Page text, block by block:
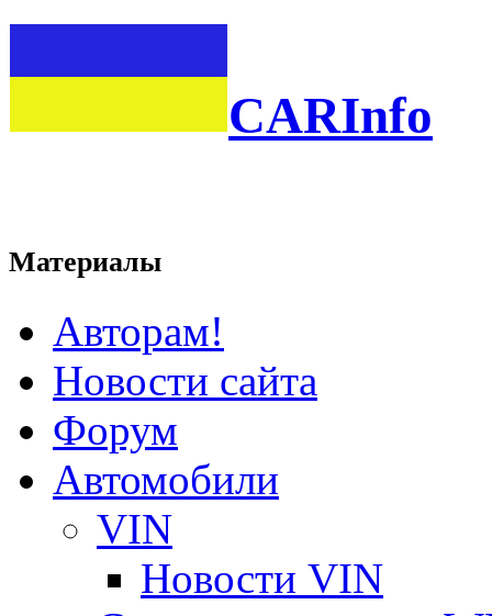
CARInfo
Материалы
Авторам!
Новости сайта
Форум
Автомобили
VIN
Новости VIN